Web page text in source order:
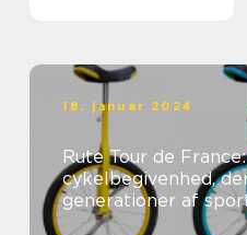
18. januar 2024
Rute Tour de
cykelbegivenhed,
generationer af
fritidsentusiaster